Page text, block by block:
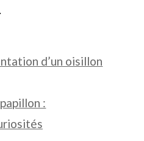
d’un oisillon
: